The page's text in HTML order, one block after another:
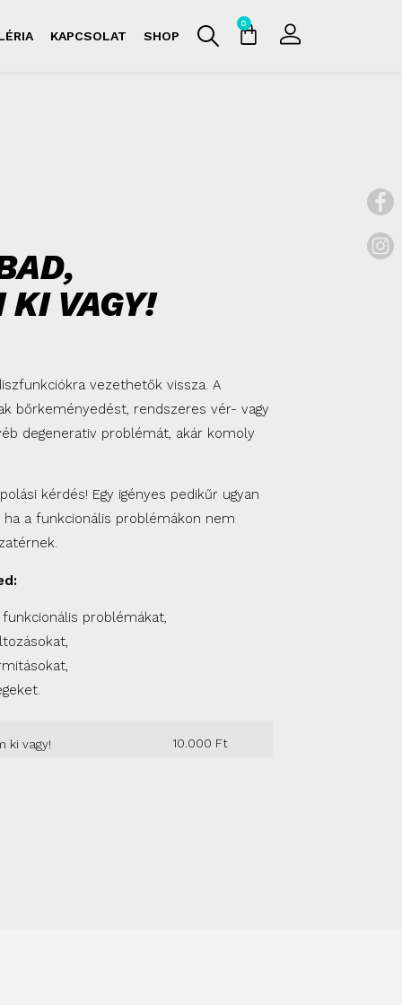
KAPCSOLAT SHOP
0
KI VAGY!
vezethetők vissza. A
bőrkeményedést, rendszeres vér- vagy
degenerativ problémát, akár komoly
kérdés! Egy igényes pedikűr ugyan
a funkcionális problémákon nem
problémákat,
ki vagy! 10.000 Ft